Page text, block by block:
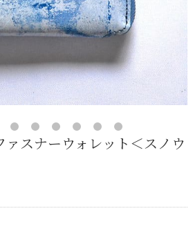
ァスナーウォレット＜スノウ